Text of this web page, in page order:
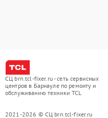
СЦ brn.tcl-fixer.ru - сеть сервисных
центров в Барнауле по ремонту и
обслуживанию техники TCL
2021-2026 © СЦ brn.tcl-fixer.ru